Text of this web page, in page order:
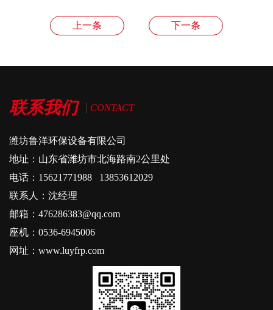
上一条 下一条
联系我们 CONTACT
潍坊鲁洋环保设备有限公司
地址：山东省潍坊市北海路南2公里处
电话：15621771988 13853612029
联系人：沈经理
邮箱：476286383@qq.com
座机：0536-6945006
网址：www.luyfrp.com